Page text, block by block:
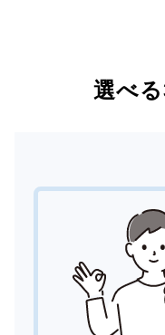
選べ